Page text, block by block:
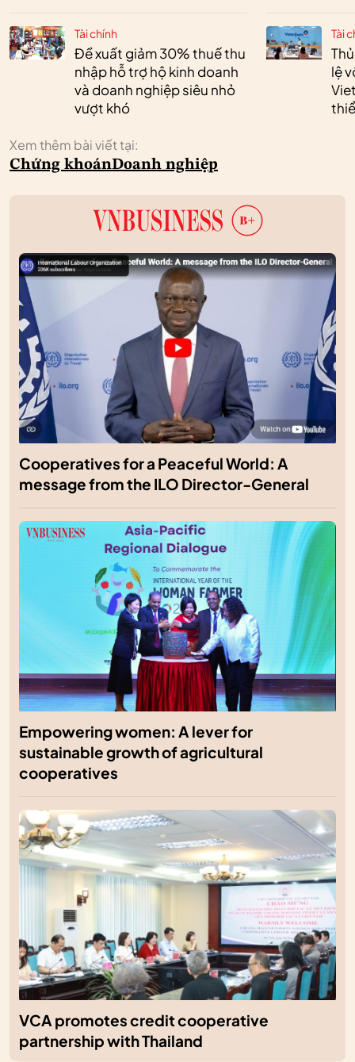
Tài chính
Đề xuất giảm 30% thuế thu
nhập hỗ trợ hộ kinh doanh
và doanh nghiệp siêu nhỏ
vượt khó
Tài
lệ
Xem thêm bài viết tại:
Chứng khoánDoanh nghiệp
Cooperatives for a Peaceful World: A
message from the ILO Director-General
Empowering women: A lever for
sustainable growth of agricultural
cooperatives
VCA promotes credit cooperative
partnership with Thailand